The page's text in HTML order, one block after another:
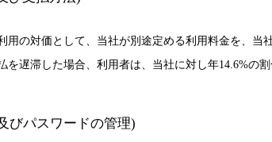
用の対価として、当社が別途定める利用料金を、当
を遅滞した場合、利用者は、当社に対し年14.6%の
パスワードの管理)